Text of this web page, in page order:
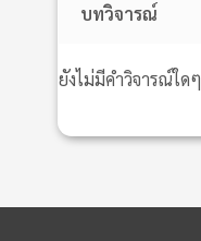
บทวิจารณ์
ยังไม่มีคำวิจารณ์ใดๆ